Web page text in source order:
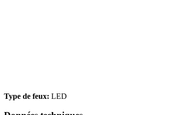
Type de feux: LED